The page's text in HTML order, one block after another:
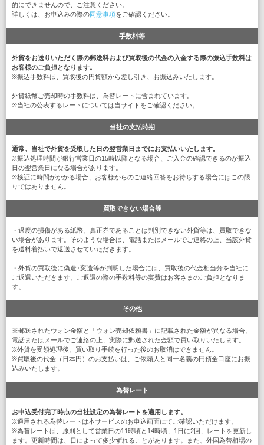
的にできませんので、ご注意ください。
詳しくは、お申込みの際の同意事項をご確認ください。
手数料等
外貨をお送りいただく際の郵送料および買取後の代金の入金する際の振込手数料は
お客様のご負担となります。
※振込手数料は、買取後の円貨額から差し引き、お振込みいたします。
外貨紙幣ご売却時の手数料は、為替レートに含まれています。
※当社の公表するレートについては当サイトをご確認ください。
当社の支払時期
通常、当社で外貨を受取した日の翌営業日までにお支払いいたします。
※振込処理時間が銀行営業日の15時以降となる場合、ご入金の確認できるのが振込
日の翌営業日になる場合があります。
※検証に時間がかかる場合、お客様からのご連絡回答をお待ちする場合にはこの限
りではありません。
買取できない場合等
・過度の損傷がある紙幣、真正券であることは判別できない外貨等は、買取できな
い場合があります。そのような場合は、電話またはメールでご連絡の上、当該外貨
を送料着払いで返送させていただきます。
・外貨の買取後に偽造･変造等が判明した場合には、買取後の代金相当分を当社に
ご返還いただきます。ご返還の際の手数料等の実費はお客さまのご負担となりま
す。
その他
※郵送されたウォン金額と「ウォン売却依頼書」に記載された金額が異なる場合、
電話またはメールでご連絡の上、実際に郵送された金額で買い取りいたします。
※外貨を受領処理後、買い取り手続を行った後のお取消はできません。
※買取後の代金（日本円）のお支払いは、ご依頼人と同一名義の円預金口座にお振
込みいたします。
為替レート
お申込受付完了時点の当社設定の為替レートを適用します。
※適用される為替レートは本サービスのお申込画面にてご確認いただけます。
※為替レートは、原則として営業日の11時頃と14時頃、1日に2回、レートを更新し
ます。更新時間は、日によって多少ずれることがあります。また、外国為替相場の